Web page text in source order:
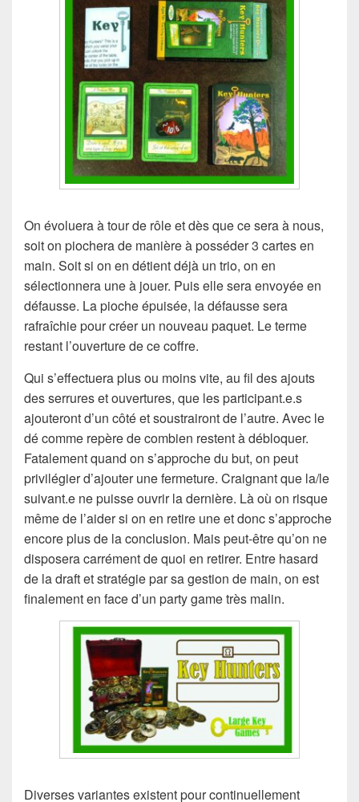
On évoluera à tour de rôle et dès que ce sera à nous,
soit on piochera de manière à posséder 3 cartes en
main. Soit si on en détient déjà un trio, on en
sélectionnera une à jouer. Puis elle sera envoyée en
défausse. La pioche épuisée, la défausse sera
rafraîchie pour créer un nouveau paquet. Le terme
restant l’ouverture de ce coffre.
Qui s’effectuera plus ou moins vite, au fil des ajouts
des serrures et ouvertures, que les participant.e.s
ajouteront d’un côté et soustrairont de l’autre. Avec le
dé comme repère de combien restent à débloquer.
Fatalement quand on s’approche du but, on peut
privilégier d’ajouter une fermeture. Craignant que la/le
suivant.e ne puisse ouvrir la dernière. Là où on risque
même de l’aider si on en retire une et donc s’approche
encore plus de la conclusion. Mais peut-être qu’on ne
disposera carrément de quoi en retirer. Entre hasard
de la draft et stratégie par sa gestion de main, on est
finalement en face d’un party game très malin.
Diverses variantes existent pour continuellement